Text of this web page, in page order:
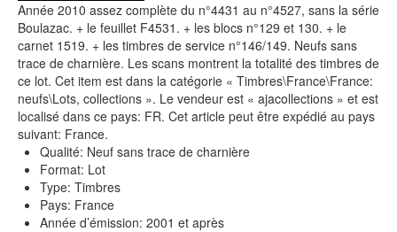
Année 2010 assez complète du n°4431 au n°4527, sans la série
Boulazac. + le feuillet F4531. + les blocs n°129 et 130. + le
carnet 1519. + les timbres de service n°146/149. Neufs sans
trace de charnière. Les scans montrent la totalité des timbres de
ce lot. Cet item est dans la catégorie « Timbres\France\France:
neufs\Lots, collections ». Le vendeur est « ajacollections » et est
localisé dans ce pays: FR. Cet article peut être expédié au pays
suivant: France.
Qualité: Neuf sans trace de charnière
Format: Lot
Type: Timbres
Pays: France
Année d’émission: 2001 et après